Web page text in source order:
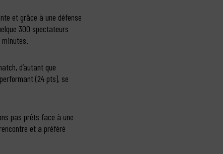
et grâce à une défense
300 spectateurs
d’autant que
(24 pts), se
pas prêts face à une
et a préféré